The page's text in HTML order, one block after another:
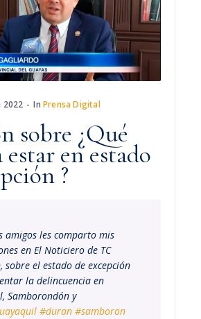
2022 InPrensa Digital
sobre ¿Qué
en estado
?
amigos les comparto mis
en El Noticiero de TC
sobre el estado de excepción
la delincuencia en
Samborondón y
#duran #samboron